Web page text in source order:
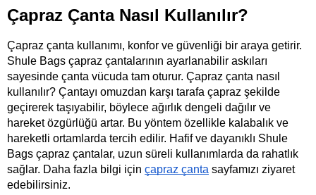
Çapraz Çanta Nasıl Kullanılır?
Çapraz çanta kullanımı, konfor ve güvenliği bir araya getirir.
Shule Bags çapraz çantalarının ayarlanabilir askıları
sayesinde çanta vücuda tam oturur. Çapraz çanta nasıl
kullanılır? Çantayı omuzdan karşı tarafa çapraz şekilde
geçirerek taşıyabilir, böylece ağırlık dengeli dağılır ve
hareket özgürlüğü artar. Bu yöntem özellikle kalabalık ve
hareketli ortamlarda tercih edilir. Hafif ve dayanıklı Shule
Bags çapraz çantalar, uzun süreli kullanımlarda da rahatlık
sağlar. Daha fazla bilgi için çapraz çanta sayfamızı ziyaret
edebilirsiniz.